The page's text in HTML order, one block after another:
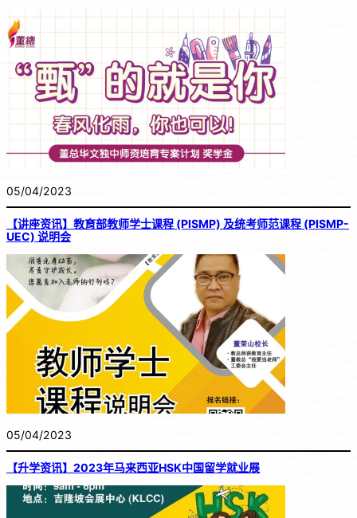
05/04/2023
【讲座资讯】教育部教师学士课程 (PISMP) 及统考师范课程 (PISMP-
UEC) 说明会
05/04/2023
【升学资讯】2023年马来西亚HSK中国留学就业展